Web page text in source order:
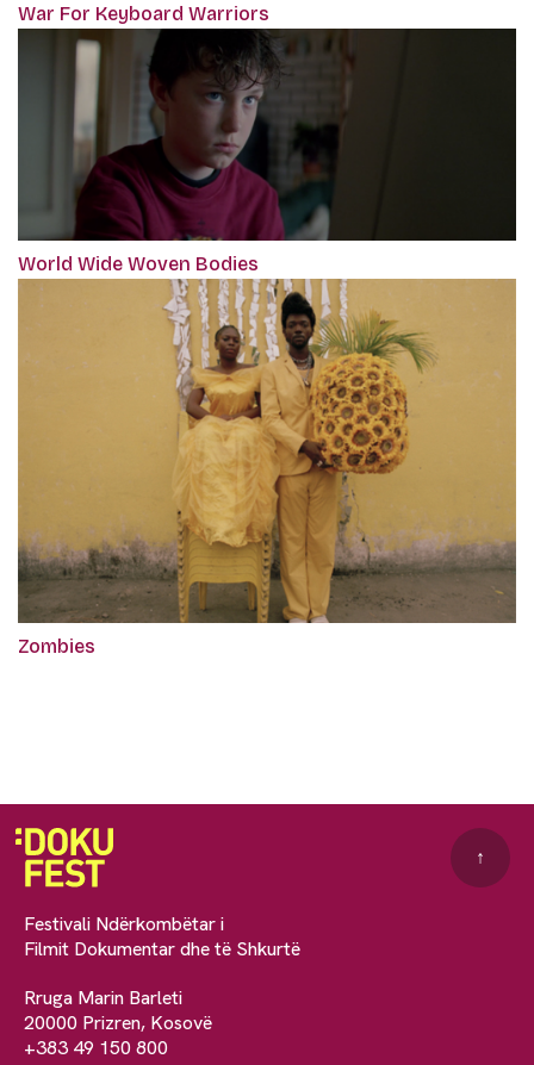
War For Keyboard Warriors
World Wide Woven Bodies
Zombies
Festivali Ndërkombëtar i
Filmit Dokumentar dhe të Shkurtë
Rruga Marin Barleti
20000 Prizren, Kosovë
+383 49 150 800
↑